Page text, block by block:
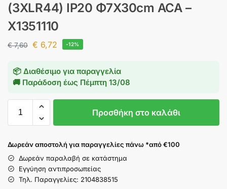
(3XLR44) IP20 Φ7X30cm ACA –
X1351110
€7,60 € 6,72 -12%
📦 Διαθέσιμο για παραγγελία
🚚 Παράδοση έως Πέμπτη 13/08
Προσθήκη στο καλάθι
Δωρεάν αποστολή για παραγγελίες πάνω *από €100
Δωρεάν παραλαβή σε κατάστημα
Εγγύηση αντιπροσωπείας
Τηλ. Παραγγελίες: 2104838515